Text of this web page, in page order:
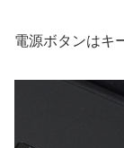
電源ボタンはキ